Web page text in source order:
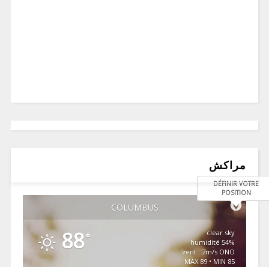
مراكش
COLUMBUS
DÉFINIR VOTRE
POSITION
88 °
clear sky
54% humidité
vent : 2m/s ONO
MAX 89 • MIN 85